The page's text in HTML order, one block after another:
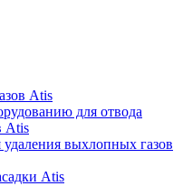
Atis
для отвода
Atis
выхлопных газов
Atis